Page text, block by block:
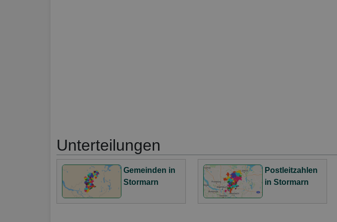
Unterteilungen
Gemeinden in
Stormarn
Postleitzahlen
in Stormarn